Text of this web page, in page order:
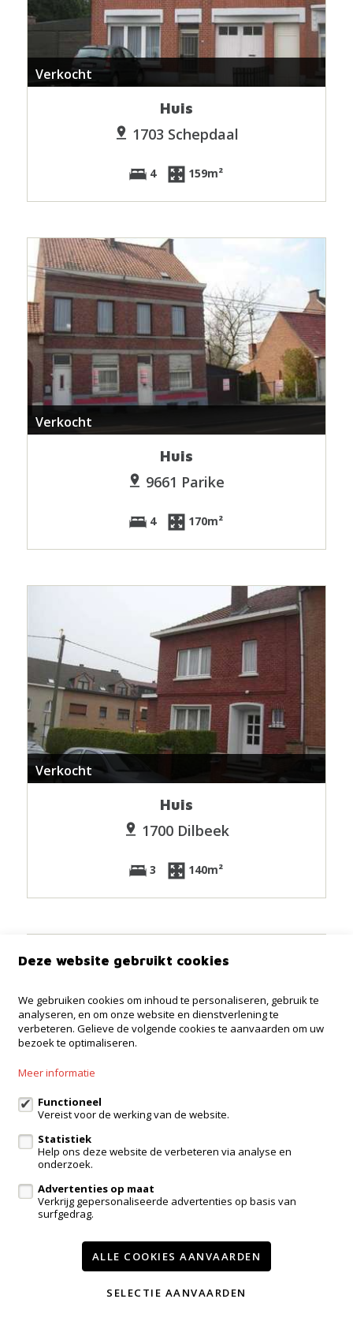
Verkocht
Huis
1703 Schepdaal
4 159m²
Verkocht
Huis
9661 Parike
4 170m²
Verkocht
Huis
1700 Dilbeek
3 140m²
Verkocht
Huis
Deze website gebruikt cookies
We gebruiken cookies om inhoud te personaliseren, gebruik te
analyseren, en om onze website en dienstverlening te
verbeteren. Gelieve de volgende cookies te aanvaarden om uw
bezoek te optimaliseren.
Meer informatie
Functioneel
Vereist voor de werking van de website.
Statistiek
Help ons deze website de verbeteren via analyse en
onderzoek.
Advertenties op maat
Verkrijg gepersonaliseerde advertenties op basis van
surfgedrag.
ALLE COOKIES AANVAARDEN
SELECTIE AANVAARDEN